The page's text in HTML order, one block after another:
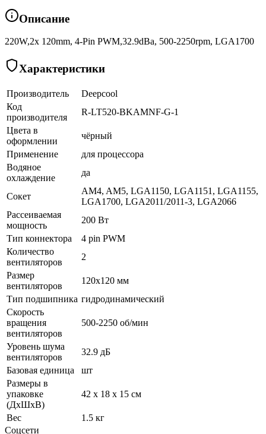
Описание
220W,2x 120mm, 4-Pin PWM,32.9dBa, 500-2250rpm, LGA1700
Характеристики
Производитель
Deepcool
Код
производителя
R-LT520-BKAMNF-G-1
Цвета в
оформлении
чёрный
Применение
для процессора
Водяное
охлаждение
да
Сокет
AM4, AM5, LGA1150, LGA1151, LGA1155,
LGA1700, LGA2011/2011-3, LGA2066
Рассеиваемая
мощность
200 Вт
Тип коннектора
4 pin PWM
Количество
вентиляторов
2
Размер
вентиляторов
120x120 мм
Тип подшипника гидродинамический
Скорость
вращения
вентиляторов
500-2250 об/мин
Уровень шума
вентиляторов
32.9 дБ
Базовая единица
шт
Размеры в
упаковке
(ДхШхВ)
42 x 18 x 15 см
Вес
1.5 кг
Соцсети